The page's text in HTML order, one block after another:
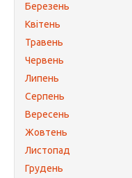
Березень
Квітень
Травень
Червень
Липень
Серпень
Вересень
Жовтень
Листопад
Грудень